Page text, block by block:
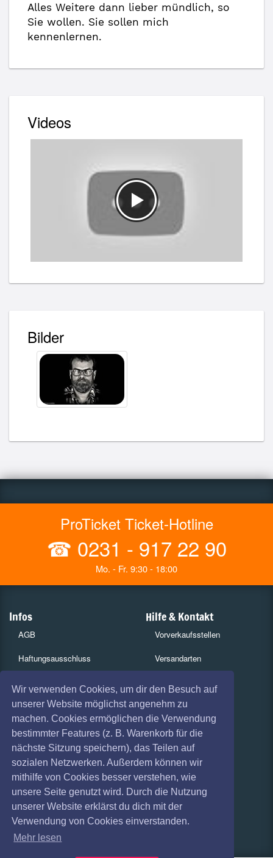
Wir verwenden Cookies, um dir den Besuch auf
unserer Website möglichst angenehm zu
machen. Cookies ermöglichen die Verwendung
bestimmter Features (z. B. Warenkorb für die
nächste Sitzung speichern), das Teilen auf
sozialen Netzwerken. Außerdem können wir
mithilfe von Cookies besser verstehen, wie
unsere Seite genutzt wird. Durch die Nutzung
unserer Website erklärst du dich mit der
Verwendung von Cookies einverstanden.
Mehr lesen
Alles Weitere dann lieber mündlich, so
Sie wollen. Sie sollen mich
kennenlernen.
Videos
Bilder
ProTicket Ticket-Hotline
☎ 0231 - 917 22 90
Mo. - Fr. 9:30 - 18:00
Infos
AGB
Haftungsausschluss
Widerruf
Impressum
Absagen
Hilfe & Kontakt
Vorverkaufsstellen
Versandarten
FAQ
Services
Gutscheine
Geschäftskunden
Kartenrückgabe
Besucherregistrierung